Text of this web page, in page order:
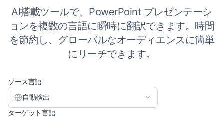
AI搭載ツールで、PowerPoint プレゼンテーシ
ョンを複数の言語に瞬時に翻訳できます。時間
を節約し、グローバルなオーディエンスに簡単
にリーチできます。
ソース言語
自動検出
ターゲット言語